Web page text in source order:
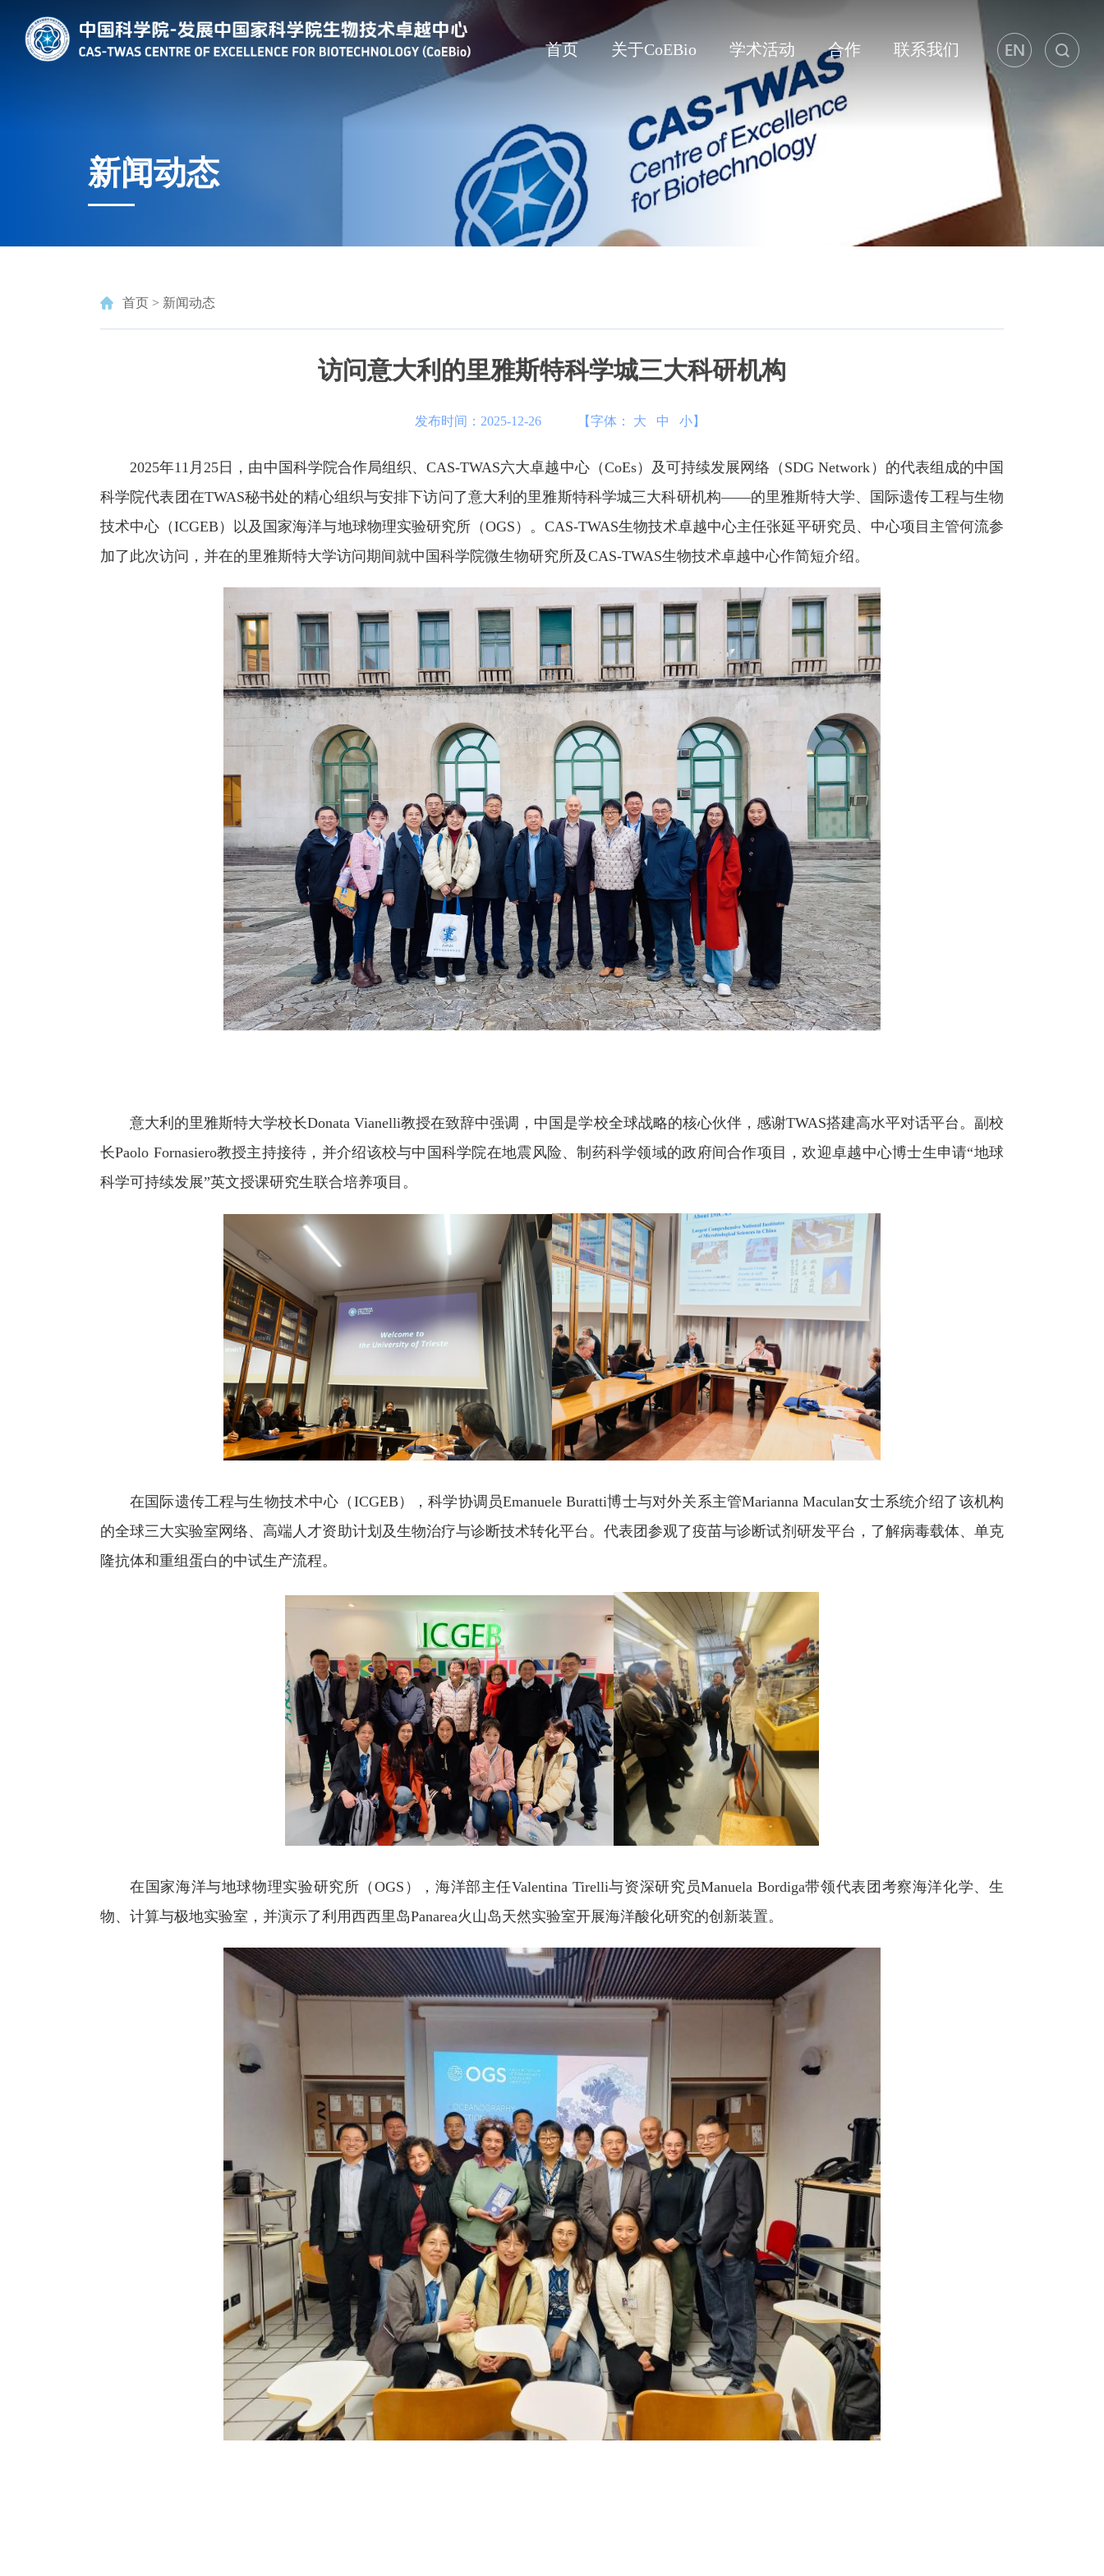
首页 关于CoEBio 学术活动 合作 联系我们
新闻动态
首页 > 新闻动态
访问意大利的里雅斯特科学城三大科研机构
发布时间：2025-12-26 【字体： 大 中 小】
2025年11月25日，由中国科学院合作局组织、CAS-TWAS六大卓越中心（CoEs）及可持续发展网络（SDG Network）的代表组成的中国
科学院代表团在TWAS秘书处的精心组织与安排下访问了意大利的里雅斯特科学城三大科研机构——的里雅斯特大学、国际遗传工程与生物
技术中心（ICGEB）以及国家海洋与地球物理实验研究所（OGS）。CAS-TWAS生物技术卓越中心主任张延平研究员、中心项目主管何流参
加了此次访问，并在的里雅斯特大学访问期间就中国科学院微生物研究所及CAS-TWAS生物技术卓越中心作简短介绍。
意大利的里雅斯特大学校长Donata Vianelli教授在致辞中强调，中国是学校全球战略的核心伙伴，感谢TWAS搭建高水平对话平台。副校
长Paolo Fornasiero教授主持接待，并介绍该校与中国科学院在地震风险、制药科学领域的政府间合作项目，欢迎卓越中心博士生申请“地球
科学可持续发展”英文授课研究生联合培养项目。
在国际遗传工程与生物技术中心（ICGEB），科学协调员Emanuele Buratti博士与对外关系主管Marianna Maculan女士系统介绍了该机构
的全球三大实验室网络、高端人才资助计划及生物治疗与诊断技术转化平台。代表团参观了疫苗与诊断试剂研发平台，了解病毒载体、单克
隆抗体和重组蛋白的中试生产流程。
在国家海洋与地球物理实验研究所（OGS），海洋部主任Valentina Tirelli与资深研究员Manuela Bordiga带领代表团考察海洋化学、生
物、计算与极地实验室，并演示了利用西西里岛Panarea火山岛天然实验室开展海洋酸化研究的创新装置。